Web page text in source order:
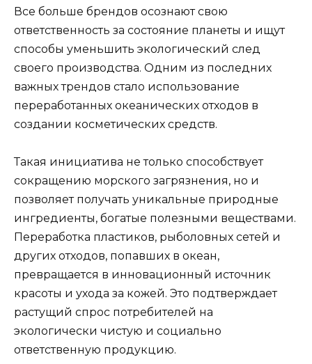
Все больше брендов осознают свою
ответственность за состояние планеты и ищут
способы уменьшить экологический след
своего производства. Одним из последних
важных трендов стало использование
переработанных океанических отходов в
создании косметических средств.
Такая инициатива не только способствует
сокращению морского загрязнения, но и
позволяет получать уникальные природные
ингредиенты, богатые полезными веществами.
Переработка пластиков, рыболовных сетей и
других отходов, попавших в океан,
превращается в инновационный источник
красоты и ухода за кожей. Это подтверждает
растущий спрос потребителей на
экологически чистую и социально
ответственную продукцию.